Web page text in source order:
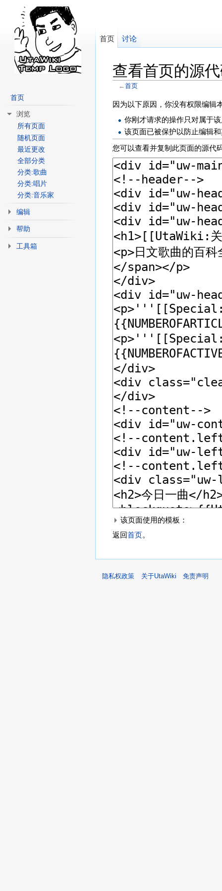
查看首页的源
←首页
因为以下原因，你没有权限编辑
你刚才请求的操作只对属于
该页面已被保护以防止编辑
您可以查看并复制此页面的源代
该页面使用的模板：
返回首页。
首页 讨论
首页
浏览
所有页面
随机页面
最近更改
全部分类
分类:歌曲
分类:唱片
分类:音乐家
编辑
帮助
工具箱
隐私权政策 关于UtaWiki 免责声明